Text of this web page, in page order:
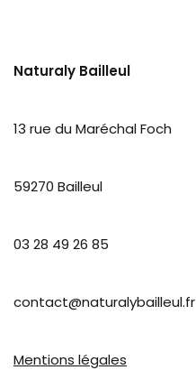
Naturaly Bailleul
13 rue du Maréchal Foch
59270 Bailleul
03 28 49 26 85
contact@naturalybailleul.fr
Mentions légales